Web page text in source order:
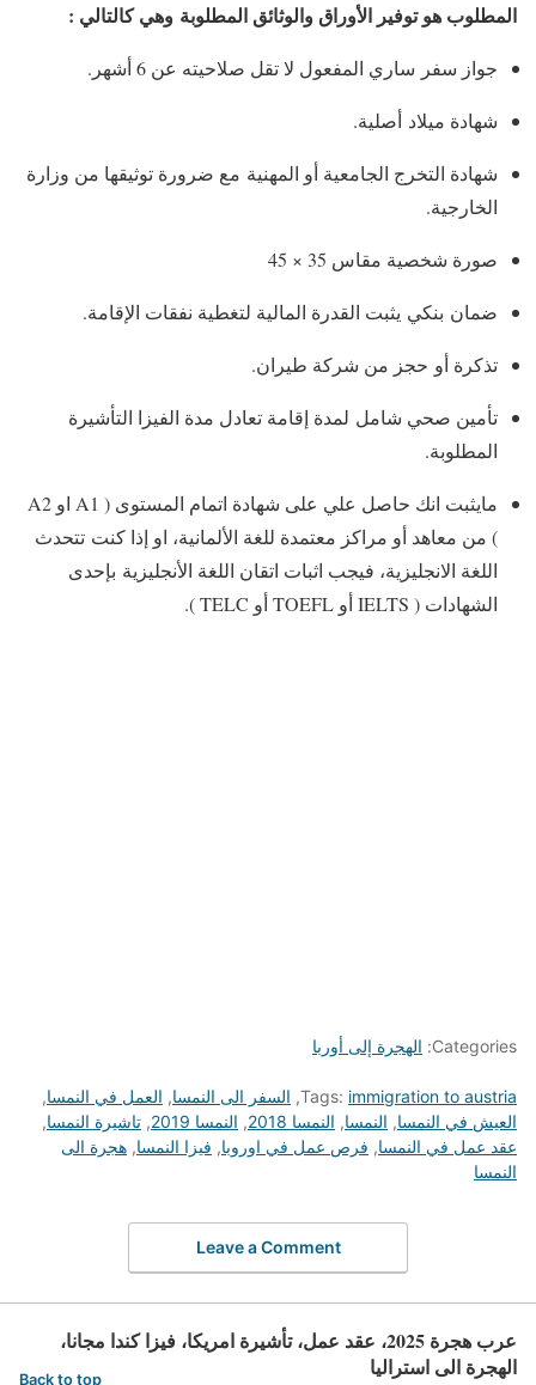
المطلوب هو توفير الأوراق والوثائق المطلوبة وهي كالتالي :
جواز سفر ساري المفعول لا تقل صلاحيته عن 6 أشهر.
شهادة ميلاد أصلية.
شهادة التخرج الجامعية أو المهنية مع ضرورة توثيقها من وزارة
الخارجية.
صورة شخصية مقاس 35 × 45
ضمان بنكي يثبت القدرة المالية لتغطية نفقات الإقامة.
تذكرة أو حجز من شركة طيران.
تأمين صحي شامل لمدة إقامة تعادل مدة الفيزا التأشيرة
المطلوبة.
مايثبت انك حاصل علي على شهادة اتمام المستوى ( A1 او A2
) من معاهد أو مراكز معتمدة للغة الألمانية، او إذا كنت تتحدث
اللغة الانجليزية، فيجب اثبات اتقان اللغة الأنجليزية بإحدى
الشهادات ( IELTS أو TOEFL أو TELC ).
Categories: الهجرة إلى أوربا
Tags: immigration to austria
, السفر الى النمسا, العمل في النمسا,
العيش في النمسا, النمسا, النمسا 2018 , النمسا 2019 , تاشيرة النمسا,
عقد عمل في النمسا, فرص عمل في اوروبا, فيزا النمسا, هجرة الى
النمسا
Leave a Comment
عرب هجرة 2025، عقد عمل، تأشيرة امريكا، فيزا كندا مجانا،
الهجرة الى استراليا
Back to top